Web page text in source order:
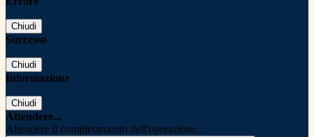
Chiudi
Successo
Chiudi
Informazione
Chiudi
Attendere...
Attendere il completamento dell'operazione...